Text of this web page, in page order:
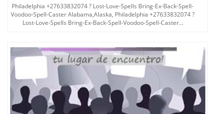
Philadelphia +27633832074 ? Lost-Love-Spells Bring-Ex-Back-Spell-
Voodoo-Spell-Caster Alabama,Alaska, Philadelphia +27633832074 ?
Lost-Love-Spells Bring-Ex-Back-Spell-Voodoo-Spell-Caster...